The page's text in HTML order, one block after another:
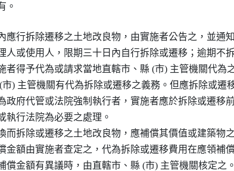
。
應行拆除遷移之土地改良物，由實施者公告之，並通
人或使用人，限期三十日內自行拆除或遷移；逾期不
者得予代為或請求當地直轄市、縣 (市) 主管機關代為
市) 主管機關有代為拆除或遷移之義務。但應拆除或遷
政府代管或法院強制執行者，實施者應於拆除或遷移前
執行法院為必要之處理。
而拆除或遷移之土地改良物，應補償其價值或建築物
金額由實施者查定之，代為拆除或遷移費用在應領補
償金額有異議時，由直轄市、縣 (市) 主管機關核定之。